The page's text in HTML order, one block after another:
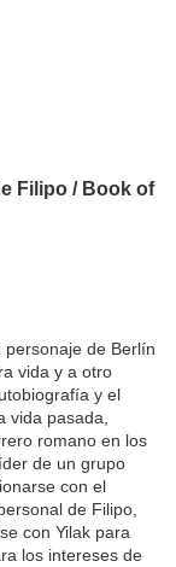
Filipo / Book of
personaje de Berlín
vida y a otro
y el
vida pasada,
romano en los
de un grupo
con el
de Filipo,
con Yilak para
los intereses de